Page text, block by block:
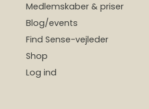
Medlemskaber & priser
Blog/events
Find Sense-vejleder
Shop
Log ind